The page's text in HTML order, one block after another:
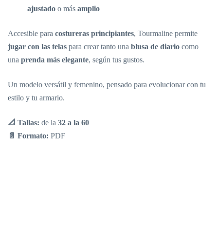
ajustado o más amplio
Accesible para costureras principiantes, Tourmaline permite
jugar con las telas para crear tanto una blusa de diario como
una prenda más elegante, según tus gustos.
Un modelo versátil y femenino, pensado para evolucionar con tu
estilo y tu armario.
📐 Tallas: de la 32 a la 60
📄 Formato: PDF